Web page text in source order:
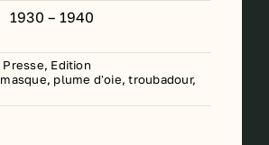
1930 – 1940
Presse, Edition
masque, plume d'oie,troubadour,